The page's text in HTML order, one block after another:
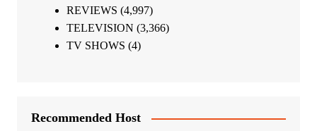
REVIEWS (4,997)
TELEVISION (3,366)
TV SHOWS (4)
Recommended Host